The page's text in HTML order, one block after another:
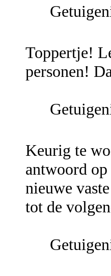
Toppertje!
personen!
Keurig te
antwoord
nieuwe
tot de